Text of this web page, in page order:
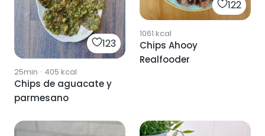
123
25min · 405 kcal
Chips de aguacate y
parmesano
122
1061 kcal
Chips Ahooy
Realfooder